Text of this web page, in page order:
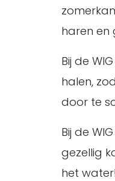
haren en
Bij de
halen,
door te
Bij de
gezellig
het water!